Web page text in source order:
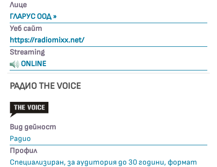
Лице
ГЛАРУС ООД »
Уеб сайт
https://radiomixx.net/
Streaming
ONLINE
РАДИО THE VOICE
Вид дейност
Радио
Профил
Специализиран, за аудитория до 30 години, формат